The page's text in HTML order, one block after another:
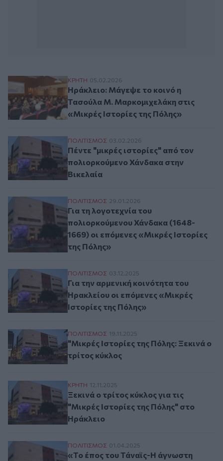
Ηράκλειο: Μάγεψε το κοινό η Τασούλα
ΚΡΗΤΗ 05.02.2026
Ηράκλειο: Μάγεψε το κοινό η
Τασούλα Μ. Μαρκομιχελάκη στις
«Μικρές Ιστορίες της Πόλης»
Πέντε "μικρές ιστορίες" από τον
ΠΟΛΙΤΙΣΜΟΣ 03.02.2026
Πέντε "μικρές ιστορίες" από τον
πολιορκούμενο Χάνδακα στην
Βικελαία
Για τη λογοτεχνία του πολιορκούμενου
ΠΟΛΙΤΙΣΜΟΣ 29.01.2026
Για τη λογοτεχνία του
πολιορκούμενου Χάνδακα (1648-
1669) οι επόμενες «Μικρές Ιστορίες
της Πόλης»
Για την αρμενική κοινότητα του
ΠΟΛΙΤΙΣΜΟΣ 03.12.2025
Για την αρμενική κοινότητα του
Ηρακλείου οι επόμενες «Μικρές
Ιστορίες της Πόλης»
"Μικρές Ιστορίες της Πόλης: Ξεκινά ο
ΠΟΛΙΤΙΣΜΟΣ 19.11.2025
"Μικρές Ιστορίες της Πόλης: Ξεκινά ο
τρίτος κύκλος
Ξεκινά ο τρίτος κύκλος για τις "Μικρές
ΚΡΗΤΗ 12.11.2025
Ξεκινά ο τρίτος κύκλος για τις
"Μικρές Ιστορίες της Πόλης" στο
Ηράκλειο
«Το έπος του Τάναϊς-Η άγνωστη
ΠΟΛΙΤΙΣΜΟΣ 01.04.2025
«Το έπος του Τάναϊς-Η άγνωστη